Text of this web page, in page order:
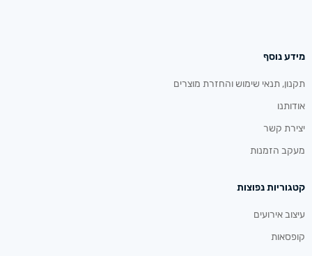
מידע נוסף
תקנון, תנאי שימוש והחזרת מוצרים
אודותנו
יצירת קשר
מעקב הזמנות
קטגוריות נפוצות
עיצוב אירועים
קופסאות